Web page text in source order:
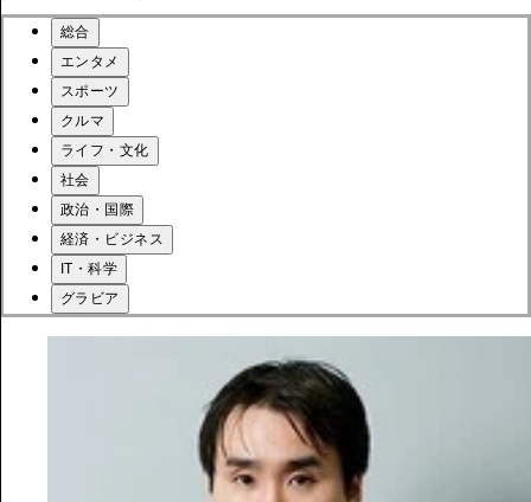
総合
エンタメ
スポーツ
クルマ
ライフ・文化
社会
政治・国際
経済・ビジネス
IT・科学
グラビア